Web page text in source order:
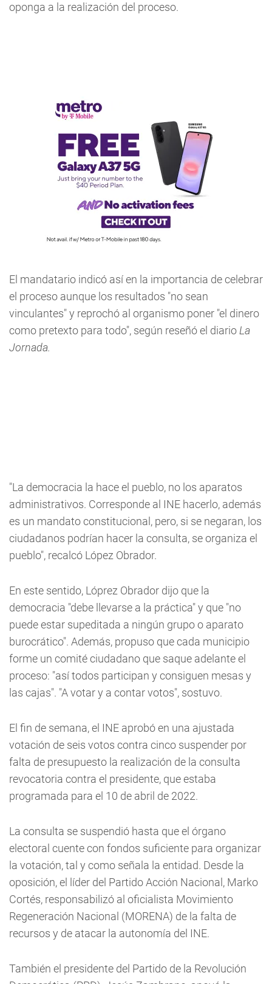
oponga a la realización del proceso.
El mandatario indicó así en la importancia de celebrar
el proceso aunque los resultados "no sean
vinculantes" y reprochó al organismo poner "el dinero
como pretexto para todo", según reseñó el diario La
Jornada.
"La democracia la hace el pueblo, no los aparatos
administrativos. Corresponde al INE hacerlo, además
es un mandato constitucional, pero, si se negaran, los
ciudadanos podrían hacer la consulta, se organiza el
pueblo", recalcó López Obrador.
En este sentido, Lóprez Obrador dijo que la
democracia "debe llevarse a la práctica" y que "no
puede estar supeditada a ningún grupo o aparato
burocrático". Además, propuso que cada municipio
forme un comité ciudadano que saque adelante el
proceso: "así todos participan y consiguen mesas y
las cajas". "A votar y a contar votos", sostuvo.
El fin de semana, el INE aprobó en una ajustada
votación de seis votos contra cinco suspender por
falta de presupuesto la realización de la consulta
revocatoria contra el presidente, que estaba
programada para el 10 de abril de 2022.
La consulta se suspendió hasta que el órgano
electoral cuente con fondos suficiente para organizar
la votación, tal y como señala la entidad. Desde la
oposición, el líder del Partido Acción Nacional, Marko
Cortés, responsabilizó al oficialista Movimiento
Regeneración Nacional (MORENA) de la falta de
recursos y de atacar la autonomía del INE.
También el presidente del Partido de la Revolución